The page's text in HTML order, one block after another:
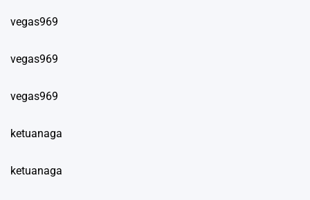
vegas969
vegas969
vegas969
ketuanaga
ketuanaga